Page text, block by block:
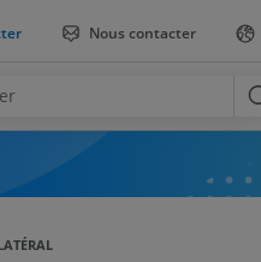
Nous contacter